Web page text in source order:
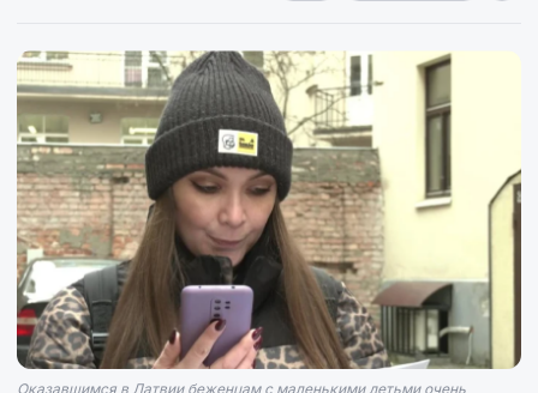
Оказавшимся в Латвии беженцам с маленькими детьми очень